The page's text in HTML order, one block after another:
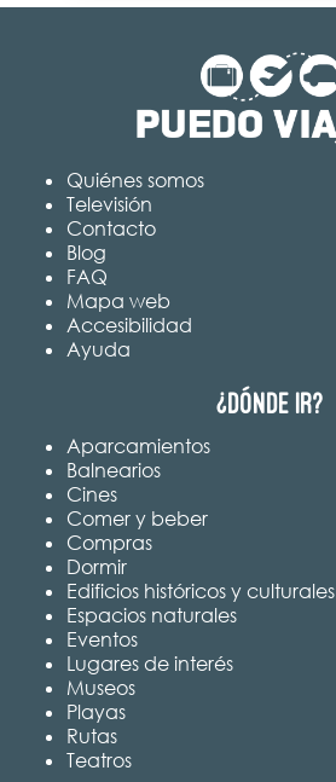
Quiénes somos
Televisión
Contacto
Blog
FAQ
Mapa web
Accesibilidad
Ayuda
¿Dónde ir?
Aparcamientos
Balnearios
Cines
Comer y beber
Compras
Dormir
Edificios históricos y culturales
Espacios naturales
Eventos
Lugares de interés
Museos
Playas
Rutas
Teatros